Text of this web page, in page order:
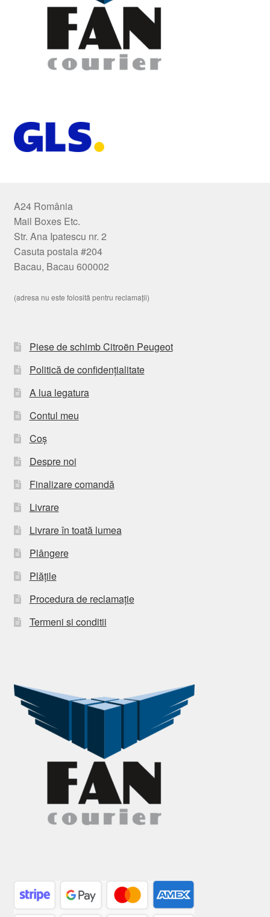
A24 România
Mail Boxes Etc.
Str. Ana Ipatescu nr. 2
Casuta postala #204
Bacau, Bacau 600002
(adresa nu este folosită pentru reclamații)
Piese de schimb Citroën Peugeot
Politică de confidențialitate
A lua legatura
Contul meu
Coș
Despre noi
Finalizare comandă
Livrare
Livrare în toată lumea
Plângere
Plățile
Procedura de reclamație
Termeni si conditii